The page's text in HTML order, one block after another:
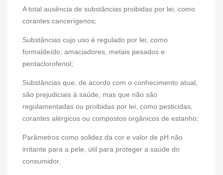
A total ausência de substâncias proibidas por lei, como
corantes cancerígenos;
Substâncias cujo uso é regulado por lei, como
formaldeído, amaciadores, metais pesados ​​e
pentaclorofenol;
Substâncias que, de acordo com o conhecimento atual,
são prejudiciais à saúde, mas que não são
regulamentadas ou proibidas por lei, como pesticidas,
corantes alérgicos ou compostos orgânicos de estanho;
Parâmetros como solidez da cor e valor de pH não
irritante para a pele, útil para proteger a saúde do
consumidor.